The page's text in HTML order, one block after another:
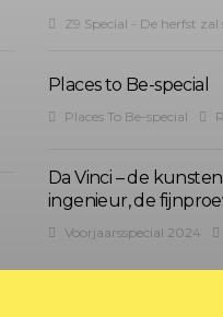
Z9 Special - De herfst
Places to Be-special
Places To Be-special
Da Vinci – de
ingenieur, de
Voorjaarsspecial 2024